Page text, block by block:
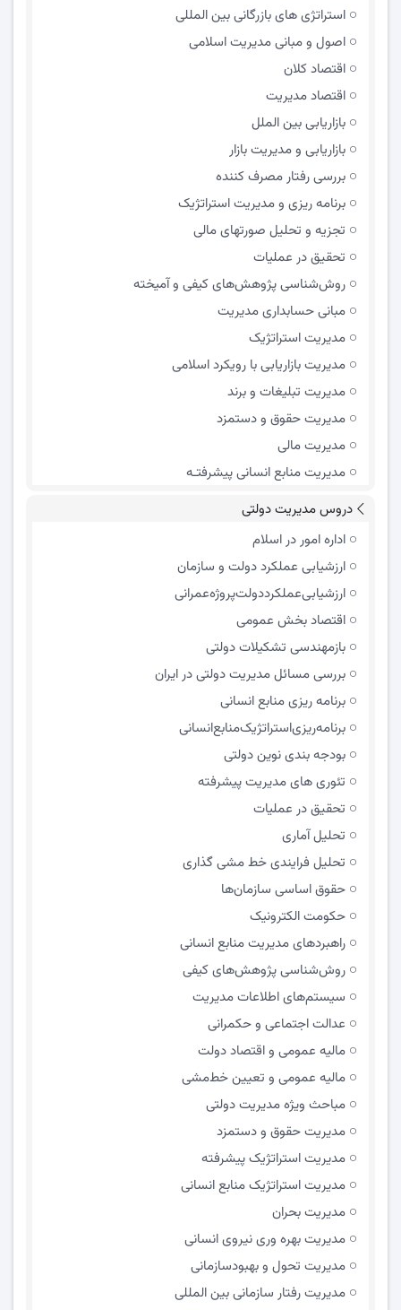
استراتژی های بازرگانی بین المللی
اصول و مبانی مدیریت اسلامی
اقتصاد کلان
اقتصاد مدیریت
بازاریابی بین الملل
بازاریابی و مدیریت بازار
بررسی رفتار مصرف کننده
برنامه ریزی و مدیریت استراتژیک
تجزیه و تحلیل صورتهای مالی
تحقیق در عملیات
روش‌شناسی پژوهش‌های کیفی و آمیخته
مبانی حسابداری مدیریت
مدیریت استراتژیک
مدیریت بازاریابی با رویکرد اسلامی
مدیریت تبلیغات و برند
مدیریت حقوق و دستمزد
مدیریت مالی
مدیریت منابع انسانی پیشرفتـه
دروس مدیریت دولتی
اداره امور در اسلام
ارزشیابی عملکرد دولت و سازمان
ارزشیابی‌عملکرد‌دولت‌پروژه‌عمرانی
اقتصاد بخش عمومی
بازمهندسی تشکیلات دولتی
بررسی مسائل مدیریت دولتی در ایران
برنامه ریزی منابع انسانی
برنامه‌ریزی‌استراتژیک‌منابع‌انسانی
بودجه بندی نوین دولتی
تئوری های مدیریت پیشرفته
تحقیق در عملیات
تحلیل آماری
تحلیل فرایندی خط مشی گذاری
حقوق اساسی سازمان‌ها
حکومت الکترونیک
راهبردهای مدیریت منابع انسانی
روش‌شناسی پژوهش‌های کیفی
سیستم‌های اطلاعات مدیریت
عدالت اجتماعی و حکمرانی
مالیه عمومی و اقتصاد دولت
مالیه عمومی و تعیین خط‌مشی
مباحث ویژه مدیریت دولتی
مديريت حقوق و دستمزد
مدیریت استراتژیک پیشرفته
مدیریت استراتژیک منابع انسانی
مدیریت بحران
مدیریت بهره وری نیروی انسانی
مدیریت تحول و بهبود‌سازمانی
مدیریت رفتار سازمانی بین المللی